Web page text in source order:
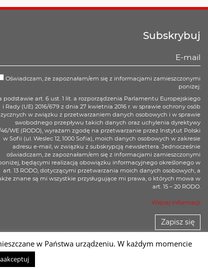
Subskrybuj
Oświadczam, że zapoznałam/em się z informacjami zamieszczonymi
poniżej:
podstawie art. 6 ust. 1 lit. a rozporządzenia Parlamentu Europejskiego
i Rady (UE) 2016/679 z dnia 27 kwietnia 2016 r. w sprawie ochrony osób
w związku z przetwarzaniem danych osobowych i w sprawie
swobodnego przepływu takich danych oraz uchylenia dyrektywy
46/WE (RODO), wyrażam zgodę na przetwarzanie przez Instytut Polski
w Sofii (ul. Weslec 12, 1000 Sofia), moich danych osobowych w zakresie
adresu e-mail, w związku z subskrypcją newslettera. Jednocześnie
oświadczam, że zapoznałam/em się z informacjami zamieszczonymi
będącymi realizacją obowiązku informacyjnego określonego w
art. 13 RODO, dotyczącymi przetwarzania moich danych osobowych, a
znane są mi wszystkie przysługujące mi prawa, o których mowa w
art. 15 – 20 RODO.
Więcej informacji
Zapisz się
w Państwa urządzeniu. W każdym momencie